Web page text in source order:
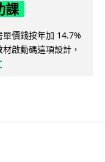
課
價錢按年加 14.7%
啟動碼這項設計，